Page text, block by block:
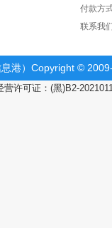
付款方
联系我
港）Copyright ©
营许可证：(黑)B2-